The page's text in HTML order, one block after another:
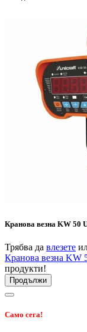
Кранова везна KW 50
Трябва да влезете
Кранова везна KW
продукти!
Продължи
Само сега!